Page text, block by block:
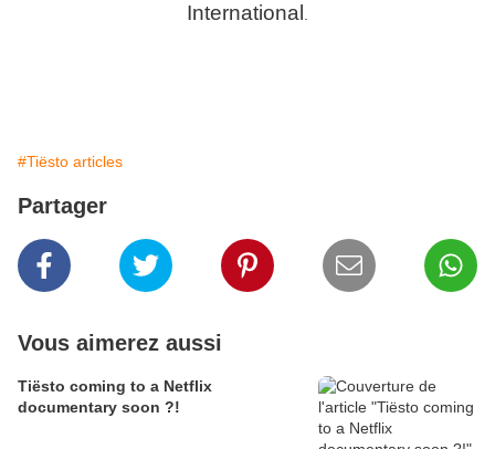
International
#Tiësto articles
Partager
Vous aimerez aussi
Tiësto coming to a Netflix
documentary soon ?!